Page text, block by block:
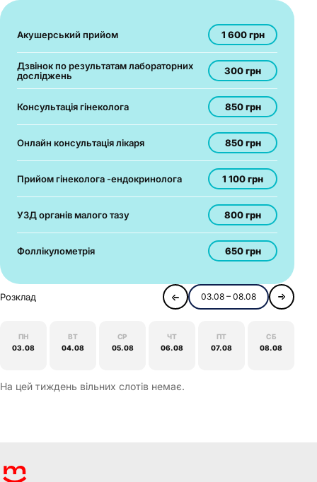
Розклад 03.08 – 08.08
ПН
03.08
ВТ
04.08
СР
05.08
ЧТ
06.08
ПТ
07.08
СБ
08.08
На цей тиждень вільних слотів немає.
Акушерський прийом 1 600 грн
Дзвінок по результатам лабораторних
досліджень
300 грн
Консультація гінеколога 850 грн
Онлайн консультація лікаря 850 грн
Прийом гінеколога -ендокринолога 1 100 грн
УЗД органів малого тазу 800 грн
Фоллікулометрія 650 грн